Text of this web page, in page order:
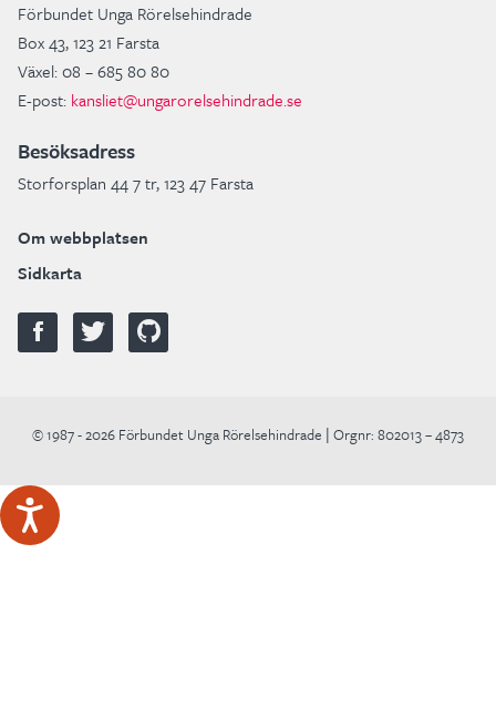
Förbundet Unga Rörelsehindrade
Box 43, 123 21 Farsta
Växel: 08 – 685 80 80
E-post: kansliet@ungarorelsehindrade.se
Besöksadress
Storforsplan 44 7 tr, 123 47 Farsta
Om webbplatsen
Sidkarta
© 1987 - 2026 Förbundet Unga Rörelsehindrade | Orgnr: 802013 – 4873